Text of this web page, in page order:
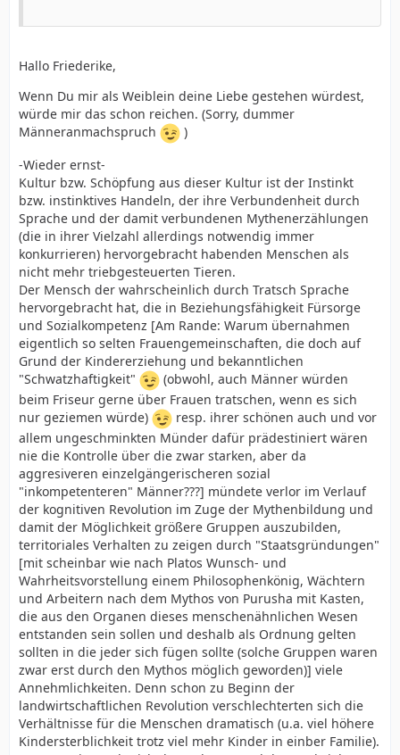
Hallo Friederike,
Wenn Du mir als Weiblein deine Liebe gestehen würdest,
würde mir das schon reichen. (Sorry, dummer
Männeranmachspruch
)
-Wieder ernst-
Kultur bzw. Schöpfung aus dieser Kultur ist der Instinkt
bzw. instinktives Handeln, der ihre Verbundenheit durch
Sprache und der damit verbundenen Mythenerzählungen
(die in ihrer Vielzahl allerdings notwendig immer
konkurrieren) hervorgebracht habenden Menschen als
nicht mehr triebgesteuerten Tieren.
Der Mensch der wahrscheinlich durch Tratsch Sprache
hervorgebracht hat, die in Beziehungsfähigkeit Fürsorge
und Sozialkompetenz [Am Rande: Warum übernahmen
eigentlich so selten Frauengemeinschaften, die doch auf
Grund der Kindererziehung und bekanntlichen
"Schwatzhaftigkeit"
(obwohl, auch Männer würden
beim Friseur gerne über Frauen tratschen, wenn es sich
nur geziemen würde)
resp. ihrer schönen auch und vor
allem ungeschminkten Münder dafür prädestiniert wären
nie die Kontrolle über die zwar starken, aber da
aggresiveren einzelgängerischeren sozial
"inkompetenteren" Männer???] mündete verlor im Verlauf
der kognitiven Revolution im Zuge der Mythenbildung und
damit der Möglichkeit größere Gruppen auszubilden,
territoriales Verhalten zu zeigen durch "Staatsgründungen"
[mit scheinbar wie nach Platos Wunsch- und
Wahrheitsvorstellung einem Philosophenkönig, Wächtern
und Arbeitern nach dem Mythos von Purusha mit Kasten,
die aus den Organen dieses menschenähnlichen Wesen
entstanden sein sollen und deshalb als Ordnung gelten
sollten in die jeder sich fügen sollte (solche Gruppen waren
zwar erst durch den Mythos möglich geworden)] viele
Annehmlichkeiten. Denn schon zu Beginn der
landwirtschaftlichen Revolution verschlechterten sich die
Verhältnisse für die Menschen dramatisch (u.a. viel höhere
Kindersterblichkeit trotz viel mehr Kinder in einber Familie).